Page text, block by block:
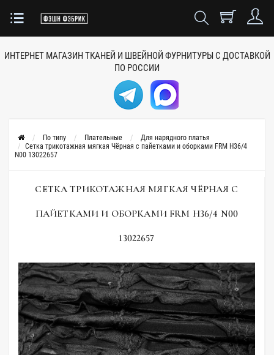
ИНТЕРНЕТ МАГАЗИН ТКАНЕЙ И ШВЕЙНОЙ ФУРНИТУРЫ С ДОСТАВКОЙ
ПО РОССИИ
По типу Плательные
Для нарядного платья
Сетка трикотажная мягкая Чёрная с пайетками и оборками FRM H36/4
N00 13022657
СЕТКА ТРИКОТАЖНАЯ МЯГКАЯ ЧЁРНАЯ С
ПАЙЕТКАМИ И ОБОРКАМИ FRM H36/4 N00
13022657